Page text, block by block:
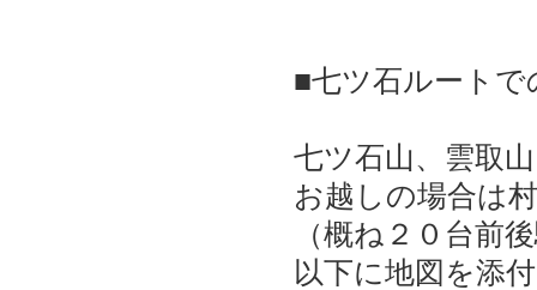
■七ツ石ルートで
七ツ石山、雲取
お越しの場合は
（概ね２０台前
以下に地図を添